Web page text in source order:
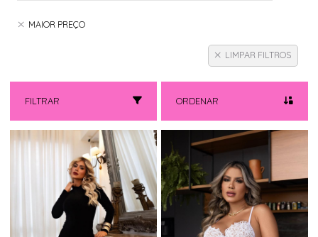
MAIOR PREÇO
LIMPAR FILTROS
FILTRAR ORDENAR